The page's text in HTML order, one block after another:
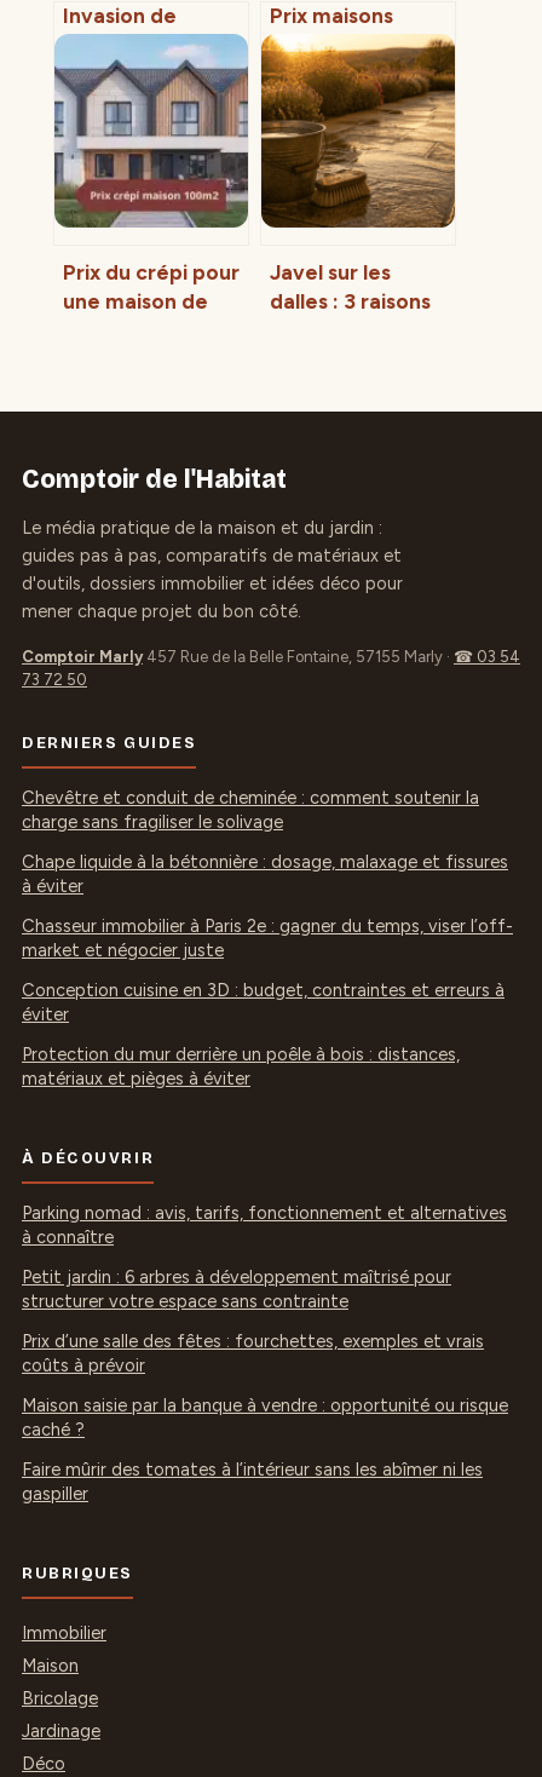
Invasion de
minuscules chez
vous : causes,
solutions et
prévention
durable
Prix maisons
containers
comment
estimer un
budget réaliste
en 2025
Prix du crépi pour
une maison de
Javel sur les
dalles : 3 raisons
Comptoir de l'Habitat
Le média pratique de la maison et du jardin :
guides pas à pas, comparatifs de matériaux et
d'outils, dossiers immobilier et idées déco pour
mener chaque projet du bon côté.
Comptoir Marly 457 Rue de la Belle Fontaine, 57155 Marly · ☎ 03 54
73 72 50
DERNIERS GUIDES
Chevêtre et conduit de cheminée : comment soutenir la
charge sans fragiliser le solivage
Chape liquide à la bétonnière : dosage, malaxage et fissures
à éviter
Chasseur immobilier à Paris 2e : gagner du temps, viser l’off-
market et négocier juste
Conception cuisine en 3D : budget, contraintes et erreurs à
éviter
Protection du mur derrière un poêle à bois : distances,
matériaux et pièges à éviter
À DÉCOUVRIR
Parking nomad : avis, tarifs, fonctionnement et alternatives
à connaître
Petit jardin : 6 arbres à développement maîtrisé pour
structurer votre espace sans contrainte
Prix d’une salle des fêtes : fourchettes, exemples et vrais
coûts à prévoir
Maison saisie par la banque à vendre : opportunité ou risque
caché ?
Faire mûrir des tomates à l’intérieur sans les abîmer ni les
gaspiller
RUBRIQUES
Immobilier
Maison
Bricolage
Jardinage
Déco